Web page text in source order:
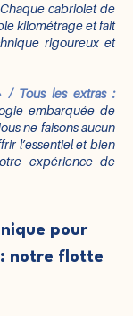
cabriolet de
kilométrage et fait
rigoureux et
/ Tous les extras :
embarquée de
ne faisons aucun
l’essentiel et bien
expérience de
pour
: notre flotte